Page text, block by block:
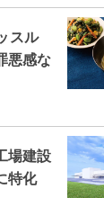
スル
悪感な
場建設
特化